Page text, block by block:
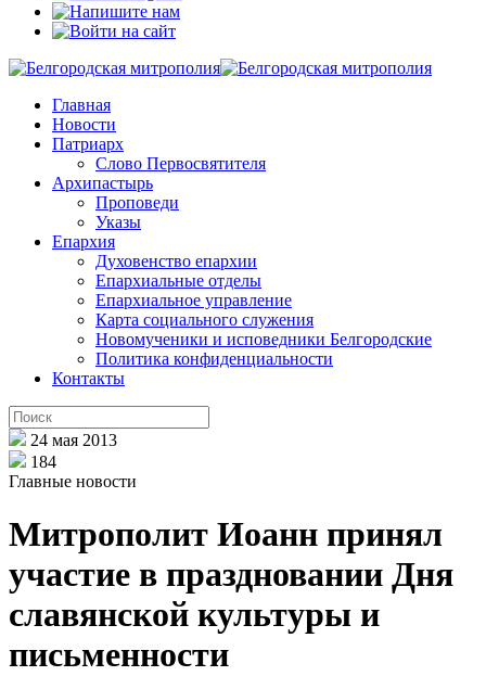
Главная
Новости
Патриарх
Слово Первосвятителя
Архипастырь
Проповеди
Указы
Епархия
Духовенство епархии
Епархиальные отделы
Епархиальное управление
Карта социального служения
Новомученики и исповедники Белгородские
Политика конфиденциальности
Контакты
24 мая 2013
184
Главные новости
Митрополит Иоанн принял
участие в праздновании Дня
славянской культуры и
письменности